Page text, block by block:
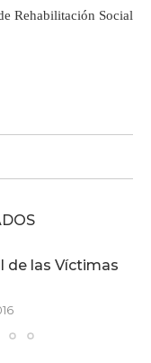
Rehabilitación Social
testimonio...